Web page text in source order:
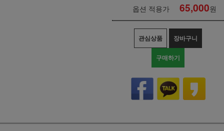
옵션 적용가 65,000원
관심상품 장바구니
구매하기